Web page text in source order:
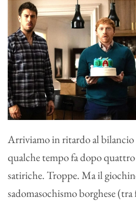
Arriviamo in ritardo al bilancio
qualche tempo fa dopo
satiriche. Troppe. Ma il
sadomasochismo borghese